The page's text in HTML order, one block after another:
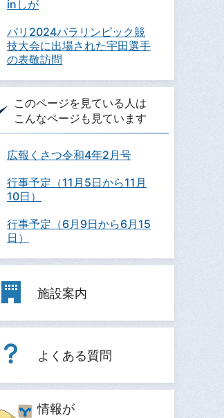
inしが
パリ2024パラリンピック競
技大会に出場された宇田選手
の表敬訪問
このページを見ている人は
こんなページも見ています
広報くさつ令和4年2月号
行事予定（11月5日から11月
10日）
行事予定（6月9日から6月15
日）
施設案内
よくある質問
情報が